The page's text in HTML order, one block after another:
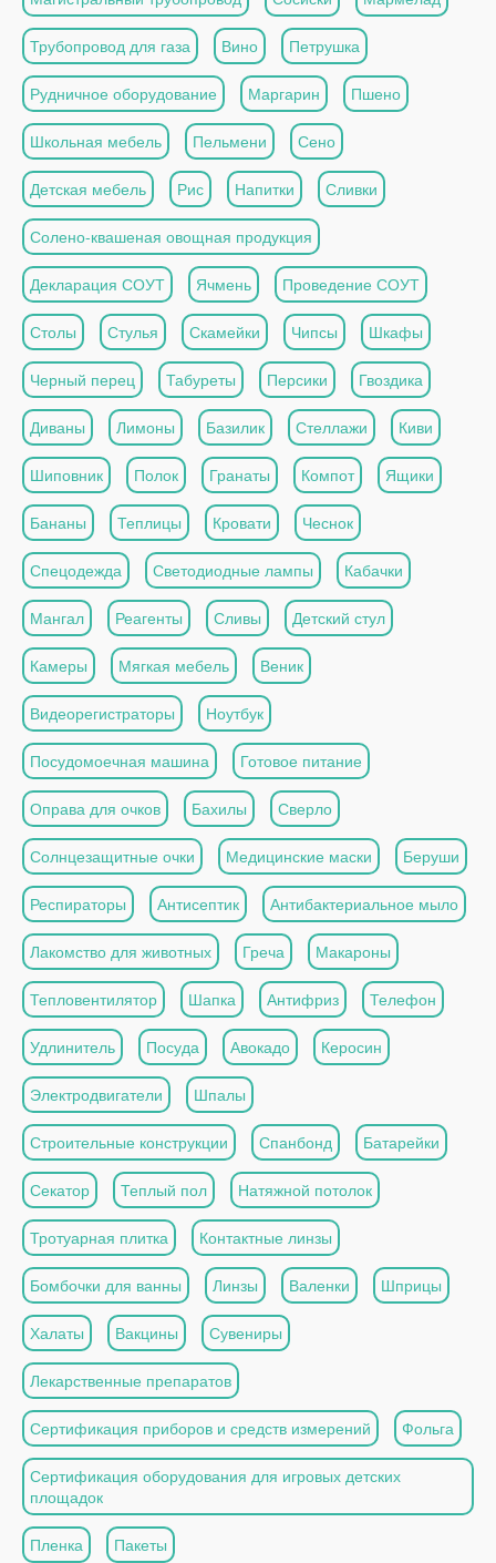
Трубопровод для газа Вино Петрушка
Рудничное оборудование Маргарин Пшено
Школьная мебель Пельмени Сено
Детская мебель Рис Напитки Сливки
Солено-квашеная овощная продукция
Декларация СОУТ Ячмень Проведение СОУТ
Столы Стулья Скамейки Чипсы Шкафы
Черный перец Табуреты Персики Гвоздика
Диваны Лимоны Базилик Стеллажи Киви
Шиповник Полок Гранаты Компот Ящики
Бананы Теплицы Кровати Чеснок
Спецодежда Светодиодные лампы Кабачки
Мангал Реагенты Сливы Детский стул
Камеры Мягкая мебель Веник
Видеорегистраторы Ноутбук
Посудомоечная машина Готовое питание
Оправа для очков Бахилы Сверло
Солнцезащитные очки Медицинские маски Беруши
Респираторы Антисептик Антибактериальное мыло
Лакомство для животных Греча Макароны
Тепловентилятор Шапка Антифриз Телефон
Удлинитель Посуда Авокадо Керосин
Электродвигатели Шпалы
Строительные конструкции Спанбонд Батарейки
Секатор Теплый пол Натяжной потолок
Тротуарная плитка Контактные линзы
Бомбочки для ванны Линзы Валенки Шприцы
Халаты Вакцины Сувениры
Лекарственные препаратов
Сертификация приборов и средств измерений Фольга
Сертификация оборудования для игровых детских
площадок
Пленка Пакеты